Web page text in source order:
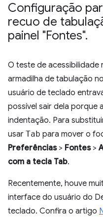
Configuração
recuo de
painel "Fontes".
O teste de acessibilidade
armadilha de tabulação no
usuário de teclado
possível sair dela porque
indentação. Para
usar Tab para mover o
Preferências> Fontes>
com a tecla Tab.
Recentemente, houve
interface do usuário do
teclado. Confira o artigo